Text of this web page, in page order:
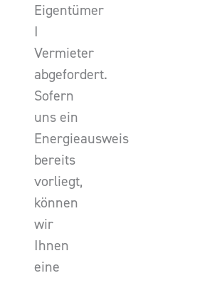
Eigentümer
I
Vermieter
abgefordert.
Sofern
uns ein
Energieausweis
bereits
vorliegt,
können
wir
Ihnen
eine